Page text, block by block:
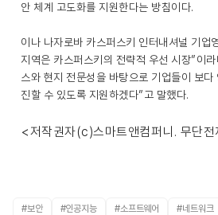
안 체계 고도화를 지원한다는 방침이다.
이나 나자로바 카스퍼스키 인터내셔널 기업
지역은 카스퍼스키의 전략적 우선 시장”이
스와 현지 전문성을 바탕으로 기업들이 보
진할 수 있도록 지원하겠다”고 말했다.
<저작권자(c)스마트앤컴퍼니. 무단
#보안 #인공지능 #소프트웨어 #네트워크